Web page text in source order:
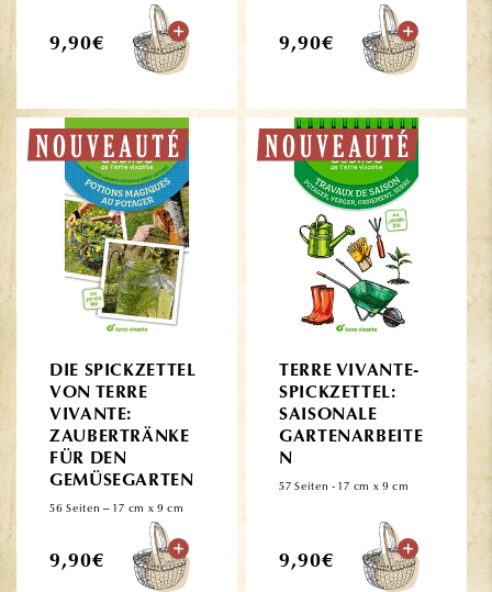
Normaler
9,90€
Normaler
9,90€
DIE SPICKZETTEL
VON TERRE
VIVANTE:
ZAUBERTRÄNKE
FÜR DEN
GEMÜSEGARTEN
56 Seiten – 17 cm x 9 cm
Normaler
9,90€
TERRE VIVANTE-
SPICKZETTEL:
SAISONALE
GARTENARBEITE
N
57 Seiten - 17 cm x 9 cm
Normaler
9,90€